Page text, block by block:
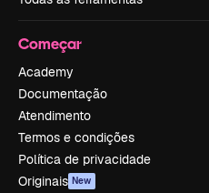
Começar
Academy
Documentação
Atendimento
Termos e condições
Política de privacidade
Originais New